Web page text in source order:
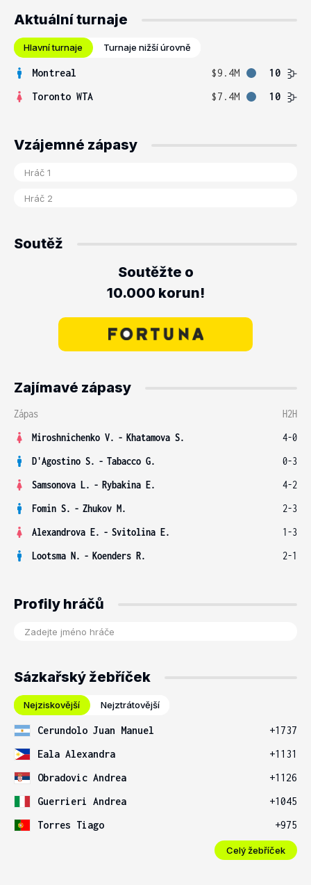
Aktuální turnaje
Hlavní turnaje Turnaje nižší úrovně
Montreal $9.4M
10
Toronto WTA
$7.4M 10
Vzájemné zápasy
Soutěž
Soutěžte o
10.000 korun!
Zajímavé zápasy
Zápas
H2H
Miroshnichenko V. - Khatamova S.
4-0
D'Agostino S. - Tabacco G.
0-3
Samsonova L. - Rybakina E.
4-2
Fomin S. - Zhukov M.
2-3
Alexandrova E. - Svitolina E.
1-3
Lootsma N. - Koenders R. 2-1
Profily hráčů
Sázkařský žebříček
Nejziskovější Nejztrátovější
Cerundolo Juan Manuel
+1737
Eala Alexandra
+1131
Obradovic Andrea
+1126
Guerrieri Andrea
+1045
Torres Tiago
+975
Celý žebříček